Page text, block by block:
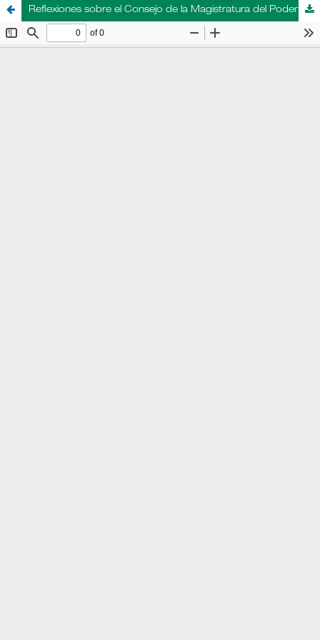
Reflexiones sobre el Consejo de la Magistratura del Poder Judicial de la Nación.